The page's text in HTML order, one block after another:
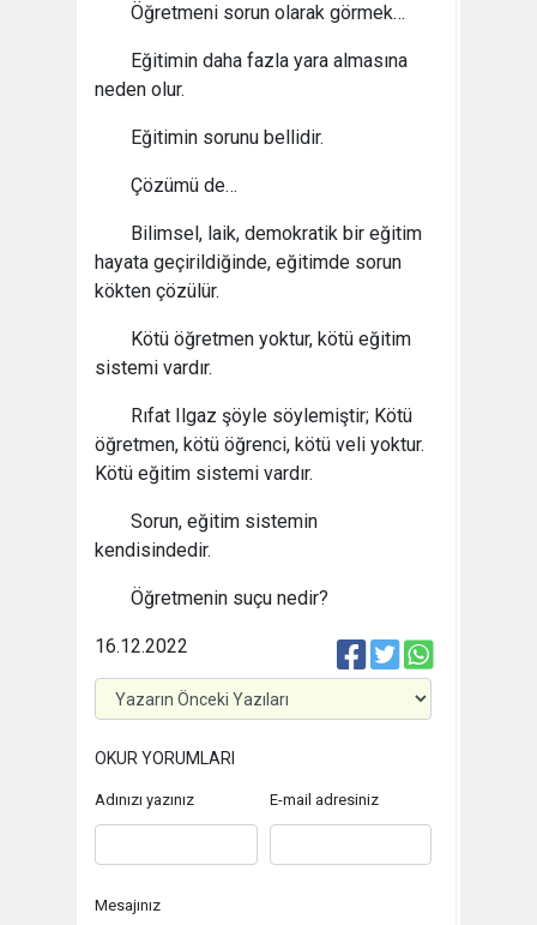
Öğretmeni sorun olarak görmek…
Eğitimin daha fazla yara almasına
neden olur.
Eğitimin sorunu bellidir.
Çözümü de…
Bilimsel, laik, demokratik bir eğitim
hayata geçirildiğinde, eğitimde sorun
kökten çözülür.
Kötü öğretmen yoktur, kötü eğitim
sistemi vardır.
Rıfat Ilgaz şöyle söylemiştir; Kötü
öğretmen, kötü öğrenci, kötü veli yoktur.
Kötü eğitim sistemi vardır.
Sorun, eğitim sistemin
kendisindedir.
Öğretmenin suçu nedir?
16.12.2022
OKUR YORUMLARI
Adınızı yazınız E-mail adresiniz
Mesajınız